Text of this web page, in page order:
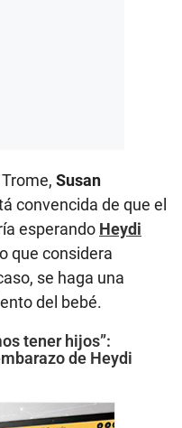
Susan
convencida de que el
esperando Heydi
que considera
se haga una
del bebé.
tener hijos”:
de Heydi